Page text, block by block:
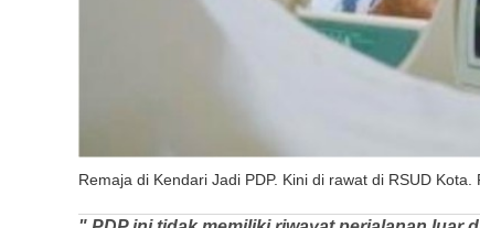
Remaja di Kendari Jadi PDP. Kini di rawat di RSUD